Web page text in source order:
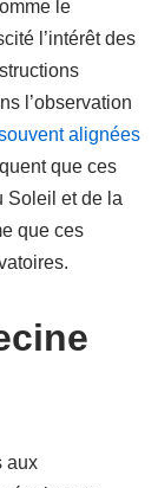
le
l’intérêt des
l’observation
alignées
que ces
Soleil et de la
que ces
aux